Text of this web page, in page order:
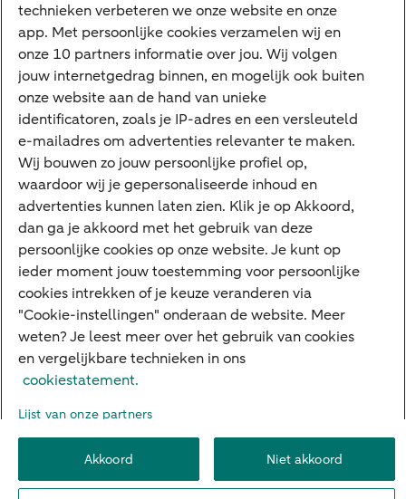
Corporate Finance
Tikkie zakelijk
Cyber Veilig & Zeker
Private Banking
Interessant
Sectoren & trends
Ondernemersverhalen
Valutacentrum
Alles over PSD2
Business Community
Over ABN AMRO
Toegankelijkheid
PrivacyDisclaimerCookie-instellingen
technieken verbeteren we onze website en onze
app. Met persoonlijke cookies verzamelen wij en
onze 10 partners informatie over jou. Wij volgen
jouw internetgedrag binnen, en mogelijk ook buiten
onze website aan de hand van unieke
identificatoren, zoals je IP-adres en een versleuteld
e-mailadres om advertenties relevanter te maken.
Wij bouwen zo jouw persoonlijke profiel op,
waardoor wij je gepersonaliseerde inhoud en
advertenties kunnen laten zien. Klik je op Akkoord,
dan ga je akkoord met het gebruik van deze
persoonlijke cookies op onze website. Je kunt op
ieder moment jouw toestemming voor persoonlijke
cookies intrekken of je keuze veranderen via
"Cookie-instellingen" onderaan de website. Meer
weten? Je leest meer over het gebruik van cookies
en vergelijkbare technieken in ons
cookiestatement.
Lijst van onze partners
Akkoord Niet akkoord